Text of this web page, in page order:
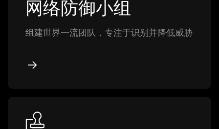
网络防御小组
组建世界一流团队，专注于识别并降低威胁